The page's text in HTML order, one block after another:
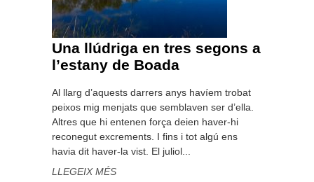
Una llúdriga en tres segons a
l’estany de Boada
Al llarg d’aquests darrers anys havíem trobat
peixos mig menjats que semblaven ser d’ella.
Altres que hi entenen força deien haver-hi
reconegut excrements. I fins i tot algú ens
havia dit haver-la vist. El juliol...
LLEGEIX MÉS